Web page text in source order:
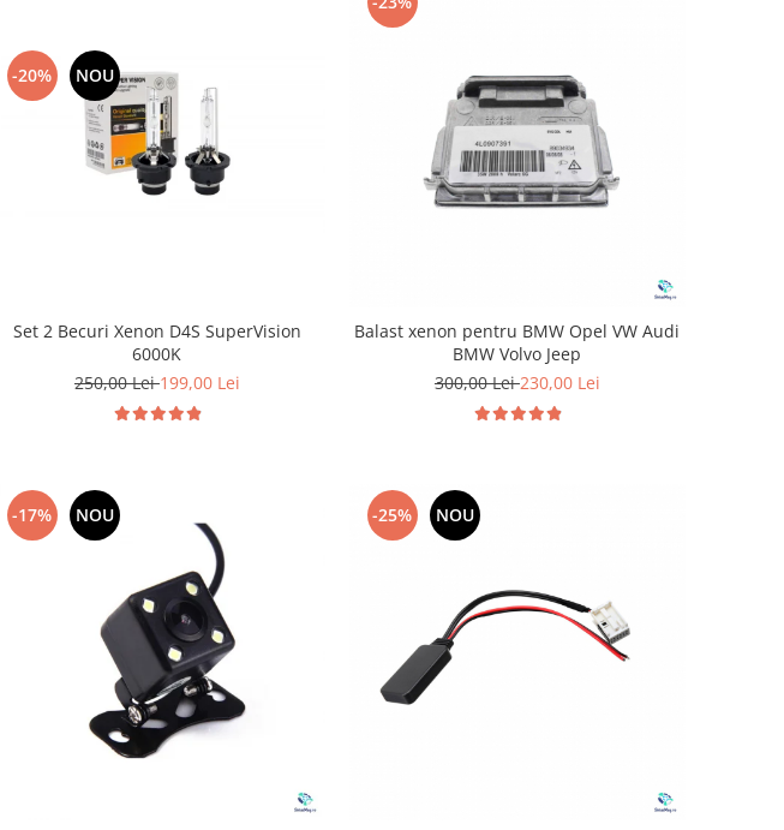
-20% NOU
Set 2 Becuri Xenon D4S SuperVision
6000K
250,00 Lei199,00 Lei
Balast xenon pentru BMW Opel VW Audi
BMW Volvo Jeep
300,00 Lei230,00 Lei
-17% NOU -25% NOU